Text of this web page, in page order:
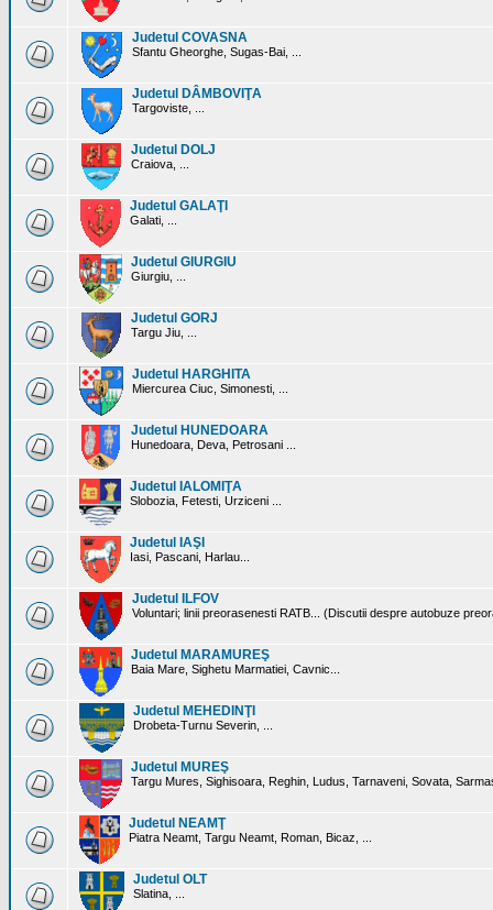
Judetul COVASNA
Sfantu Gheorghe, Sugas-Bai, ...
Judetul DÂMBOVIŢA
Targoviste, ...
Judetul DOLJ
Craiova, ...
Judetul GALAŢI
Galati, ...
Judetul GIURGIU
Giurgiu, ...
Judetul GORJ
Targu Jiu, ...
Judetul HARGHITA
Miercurea Ciuc, Simonesti, ...
Judetul HUNEDOARA
Hunedoara, Deva, Petrosani ...
Judetul IALOMIŢA
Slobozia, Fetesti, Urziceni ...
Judetul IAŞI
Iasi, Pascani, Harlau...
Judetul ILFOV
Voluntari; linii preorasenesti RATB... (Discutii despre autobuze
Judetul MARAMUREŞ
Baia Mare, Sighetu Marmatiei, Cavnic...
Judetul MEHEDINŢI
Drobeta-Turnu Severin, ...
Judetul MUREŞ
Targu Mures, Sighisoara, Reghin, Ludus, Tarnaveni, Sovata,
Judetul NEAMŢ
Piatra Neamt, Targu Neamt, Roman, Bicaz, ...
Judetul OLT
Slatina, ...